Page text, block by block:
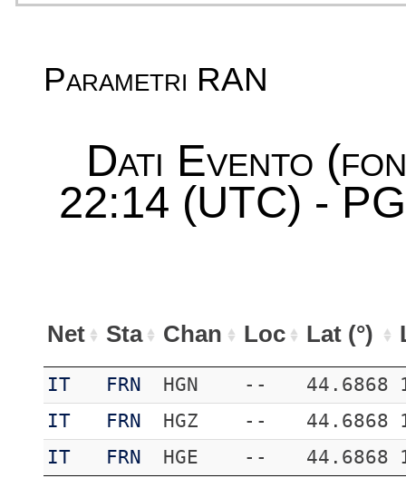
Parametri RAN
Dati Evento
22:14 (UTC) -
Net Sta Chan Loc Lat (°)
IT FRN HGN -- 44.6868
IT
FRN HGZ -- 44.6868
IT
FRN HGE -- 44.6868